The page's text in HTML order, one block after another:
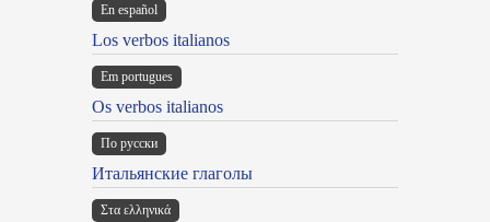
En español
Los verbos italianos
Em portugues
Os verbos italianos
По русски
Итальянские глаголы
Στα ελληνικά